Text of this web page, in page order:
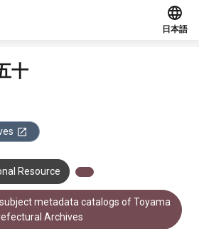
日本語
十
Resource
metadata catalogs of Toyama
Archives